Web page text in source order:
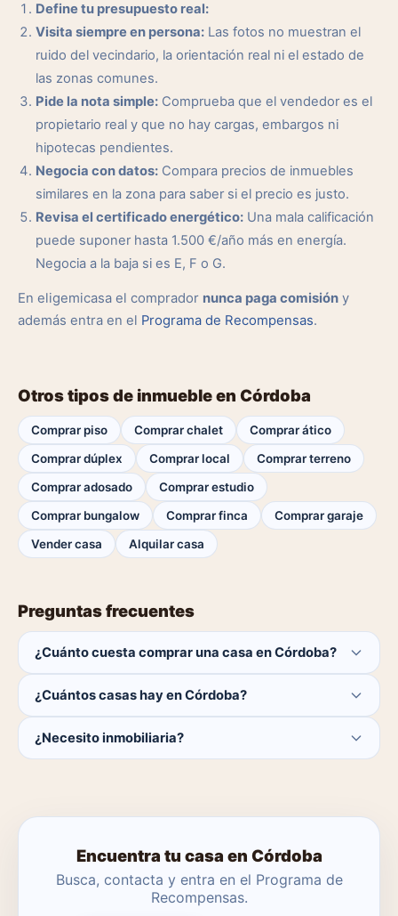
Define tu presupuesto real:
Visita siempre en persona: Las fotos no muestran el
ruido del vecindario, la orientación real ni el estado de
las zonas comunes.
Pide la nota simple: Comprueba que el vendedor es el
propietario real y que no hay cargas, embargos ni
hipotecas pendientes.
Negocia con datos: Compara precios de inmuebles
similares en la zona para saber si el precio es justo.
Revisa el certificado energético: Una mala calificación
puede suponer hasta 1.500 €/año más en energía.
Negocia a la baja si es E, F o G.
En eligemicasa el comprador nunca paga comisión y
además entra en el Programa de Recompensas.
Otros tipos de inmueble en Córdoba
Comprar piso Comprar chalet
Comprar ático
Comprar dúplex
Comprar local
Comprar terreno
Comprar adosado
Comprar estudio
Comprar bungalow
Comprar finca
Comprar garaje
Vender casa
Alquilar casa
Preguntas frecuentes
¿Cuánto cuesta comprar una casa en Córdoba?
¿Cuántos casas hay en Córdoba?
catálogo se actualiza a diario.
¿Necesito inmobiliaria?
Encuentra tu casa en Córdoba
Busca, contacta y entra en el Programa de
Recompensas.